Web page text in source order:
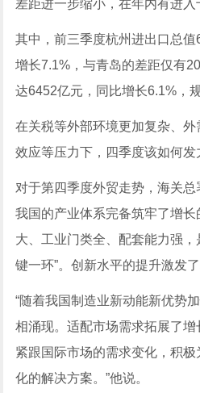
差距进一步缩小，在年内有进入
其中，前三季度杭州进出口总
增长7.1%，与青岛的差距仅有
达6452亿元，同比增长6.1%，
在关税等外部环境更加复杂、
效应等压力下，四季度该如何发
对于第四季度外贸走势，海关
我国的产业体系完备筑牢了增
大、工业门类全、配套能力强，
键一环”。创新水平的提升激发了
“随着我国制造业新动能新优势
相涌现。适配市场需求拓展了
紧跟国际市场的需求变化，积极
化的解决方案。”他说。